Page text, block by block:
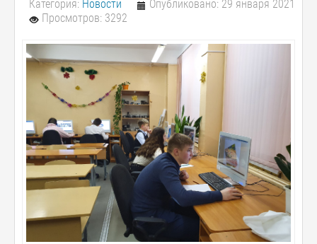
Категория: Новости
Опубликовано: 29 января 2021
Просмотров: 3292